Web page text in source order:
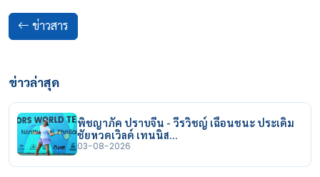
ข่าวสาร
ข่าวล่าสุด
พิชญาภัค ปราบจีน - วีรวิชญ์ เฉือนชนะ ประเดิม
ชัยหวดเวิลด์ เทนนิส…
03-08-2026